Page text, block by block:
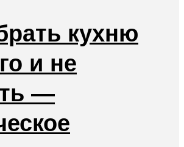
кухню
и не
—